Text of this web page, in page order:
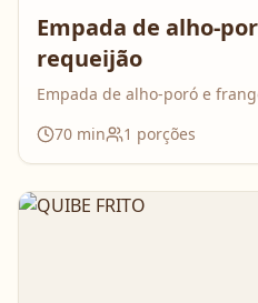
Empada de alho-
requeijão
Empada de alho-poró e
70 min 1 porções